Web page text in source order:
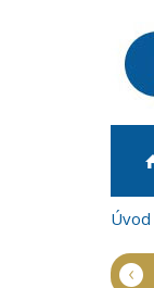
Úvod